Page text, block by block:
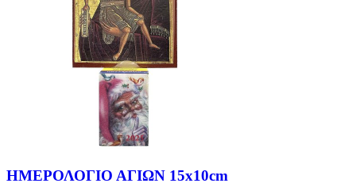
ΗΜΕΡΟΛΟΓΙΟ ΑΓΙΩΝ 15x10cm